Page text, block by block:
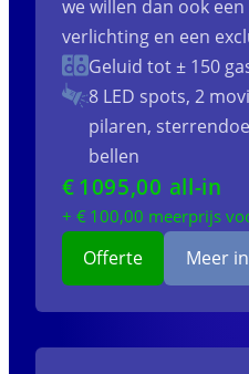
we willen dan ook
verlichting en een
Geluid tot ± 150
8 LED spots, 2
pilaren,
bellen
€ 1095,00 all-in
+ € 100,00 meerprijs
Offerte Meer